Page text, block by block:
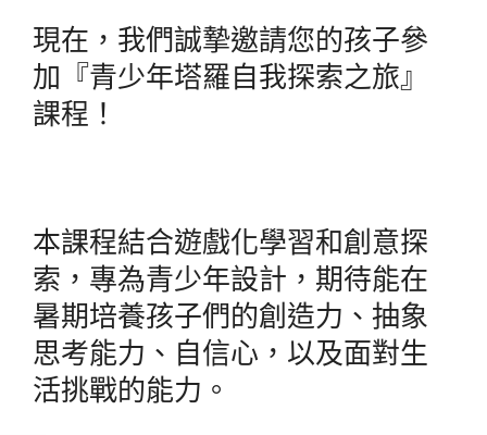
現在，我們誠摯邀請您的孩子參
加『青少年塔羅自我探索之旅』
課程！
本課程結合遊戲化學習和創意探
索，專為青少年設計，期待能在
暑期培養孩子們的創造力、抽象
思考能力、自信心，以及面對生
活挑戰的能力。